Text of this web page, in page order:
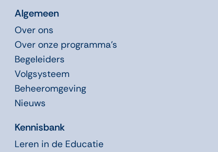
Algemeen
Over ons
Over onze programma’s
Begeleiders
Volgsysteem
Beheeromgeving
Nieuws
Kennisbank
Leren in de Educatie